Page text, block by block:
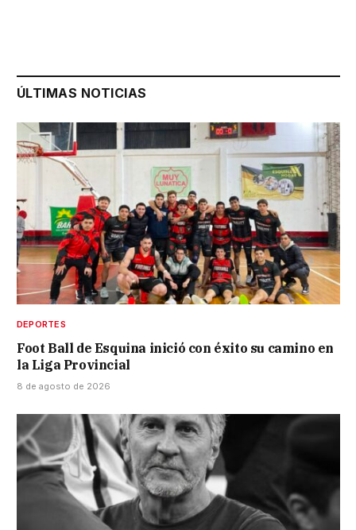
ÚLTIMAS NOTICIAS
DEPORTES
Foot Ball de Esquina inició con éxito su camino en
la Liga Provincial
8 de agosto de 2026